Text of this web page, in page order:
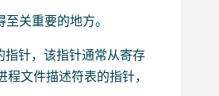
关重要的地方。
指针，该指针通常从寄存
文件描述符表的指针，